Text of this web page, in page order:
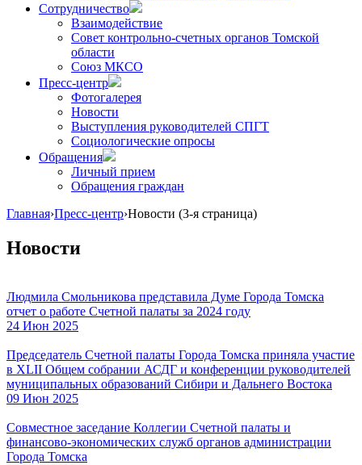
Сотрудничество
Взаимодействие
Совет контрольно-счетных органов Томской
области
Союз МКСО
Пресс-центр
Фотогалерея
Новости
Выступления руководителей СПГТ
Социологические опросы
Обращения
Личный прием
Обращения граждан
Главная›Пресс-центр›Новости (3-я страница)
Новости
Людмила Смольникова представила Думе Города Томска
отчет о работе Счетной палаты за 2024 году
24 Июн 2025
Председатель Счетной палаты Города Томска приняла участие
в XLII Общем собрании АСДГ и конференции руководителей
муниципальных образований Сибири и Дальнего Востока
09 Июн 2025
Совместное заседание Коллегии Счетной палаты и
финансово-экономических служб органов администрации
Города Томска